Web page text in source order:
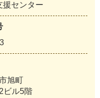
援センター
旭町
ビル5階